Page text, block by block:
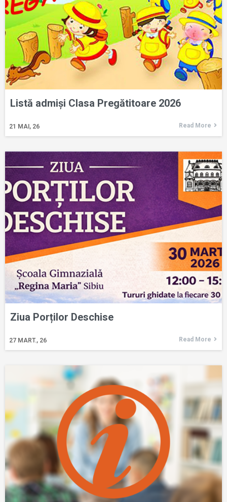
Listă admiși Clasa Pregătitoare 2026
21 MAI, 26 Read More
Ziua Porților Deschise
27 MART., 26 Read More